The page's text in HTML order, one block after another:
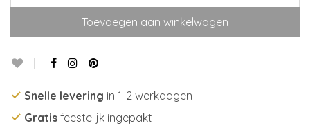
Toevoegen aan winkelwagen
Snelle levering in 1-2 werkdagen
Gratis feestelijk ingepakt